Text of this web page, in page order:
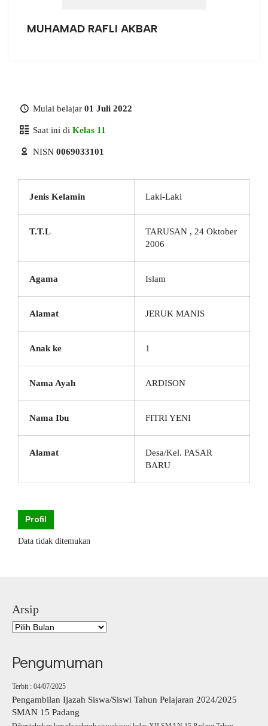
MUHAMAD RAFLI AKBAR
Mulai belajar 01 Juli 2022
Saat ini di Kelas 11
NISN 0069033101
Jenis Kelamin Laki-Laki
T.T.L
TARUSAN , 24 Oktober
2006
Agama Islam
Alamat JERUK MANIS
Anak ke 1
Nama Ayah ARDISON
Nama Ibu FITRI YENI
Alamat
Desa/Kel. PASAR
BARU
Profil
Data tidak ditemukan
Arsip
Pengumuman
Terbit : 04/07/2025
Pengambilan Ijazah Siswa/Siswi Tahun Pelajaran 2024/2025
SMAN 15 Padang